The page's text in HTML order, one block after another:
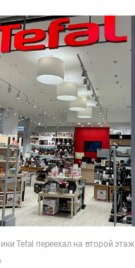
Tefal переехал на второй этаж